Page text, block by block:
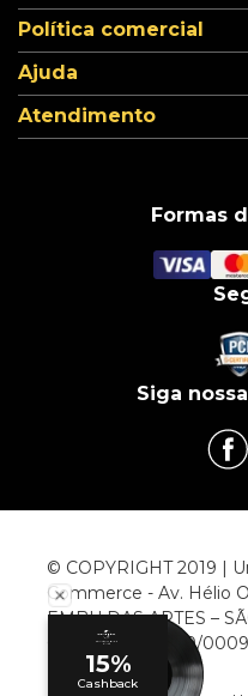
Política comercial
Ajuda
Atendimento
Formas
Siga
© COPYRIGHT 2019 |
Commerce - Av. Hélio
EMBU DAS ARTES –
CNPJ: 00.952.789/